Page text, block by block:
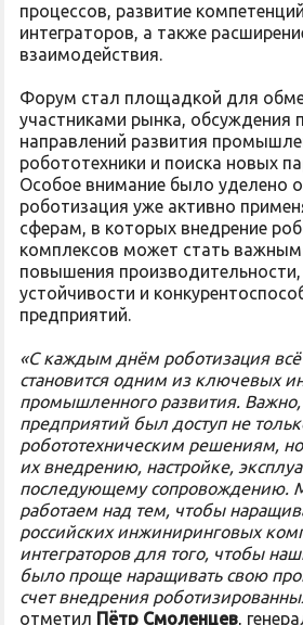
процессов, развитие
интеграторов, а также
взаимодействия.
Форум стал площадкой для
участниками рынка, обсуждения
направлений развития
робототехники и поиска новых
Особое внимание было уделено
роботизация уже активно
сферам, в которых внедрение
комплексов может стать
повышения производительности,
устойчивости и
предприятий.
«С каждым днём роботизация всё
становится одним из ключевых
промышленного развития.
предприятий был доступ не
робототехническим решениям,
их внедрению, настройке,
последующему сопровождению.
работаем над тем, чтобы
российских инжиниринговых
интеграторов для того, чтобы
было проще наращивать свою
счет внедрения
отметил Пётр Смоленцев,